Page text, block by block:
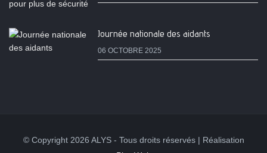
Journée nationale des aidants
06 OCTOBRE 2025
© Copyright 2026 ALYS - Tous droits réservés | Réalisation